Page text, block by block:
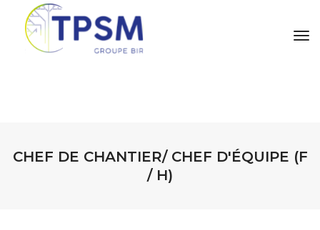
CHEF DE CHANTIER/ CHEF D'ÉQUIPE (F
/ H)